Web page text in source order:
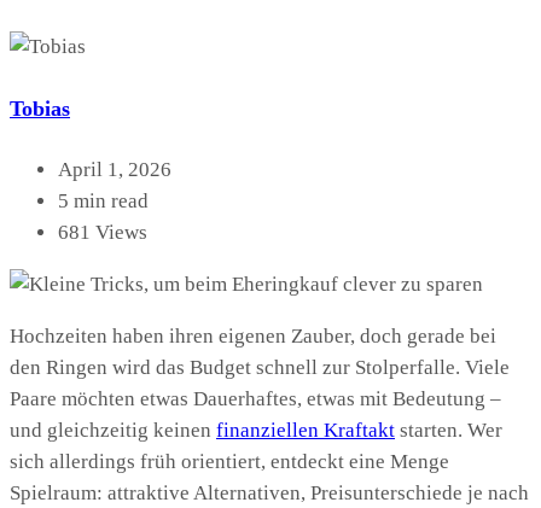
Tobias
April 1, 2026
5 min read
681 Views
Hochzeiten haben ihren eigenen Zauber, doch gerade bei
den Ringen wird das Budget schnell zur Stolperfalle. Viele
Paare möchten etwas Dauerhaftes, etwas mit Bedeutung –
und gleichzeitig keinen finanziellen Kraftakt starten. Wer
sich allerdings früh orientiert, entdeckt eine Menge
Spielraum: attraktive Alternativen, Preisunterschiede je nach